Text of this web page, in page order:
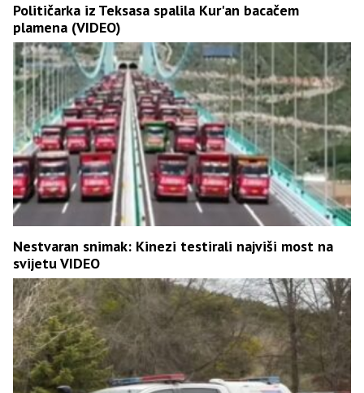
Političarka iz Teksasa spalila Kur'an bacačem
plamena (VIDEO)
Nestvaran snimak: Kinezi testirali najviši most na
svijetu VIDEO